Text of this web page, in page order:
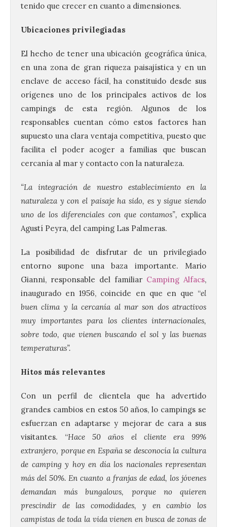
tenido que crecer en cuanto a dimensiones.
Ubicaciones privilegiadas
El hecho de tener una ubicación geográfica única,
en una zona de gran riqueza paisajística y en un
enclave de acceso fácil, ha constituido desde sus
orígenes uno de los principales activos de los
campings de esta región. Algunos de los
responsables cuentan cómo estos factores han
supuesto una clara ventaja competitiva, puesto que
facilita el poder acoger a familias que buscan
cercanía al mar y contacto con la naturaleza.
“La integración de nuestro establecimiento en la
naturaleza y con el paisaje ha sido, es y sigue siendo
uno de los diferenciales con que contamos”, explica
Agustí Peyra, del camping Las Palmeras.
La posibilidad de disfrutar de un privilegiado
entorno supone una baza importante. Mario
Gianni, responsable del familiar Camping Alfacs,
inaugurado en 1956, coincide en que en que “el
buen clima y la cercanía al mar son dos atractivos
muy importantes para los clientes internacionales,
sobre todo, que vienen buscando el sol y las buenas
temperaturas”.
Hitos más relevantes
Con un perfil de clientela que ha advertido
grandes cambios en estos 50 años, lo campings se
esfuerzan en adaptarse y mejorar de cara a sus
visitantes. “Hace 50 años el cliente era 99%
extranjero, porque en España se desconocía la cultura
de camping y hoy en día los nacionales representan
más del 50%. En cuanto a franjas de edad, los jóvenes
demandan más bungalows, porque no quieren
prescindir de las comodidades, y en cambio los
campistas de toda la vida vienen en busca de zonas de